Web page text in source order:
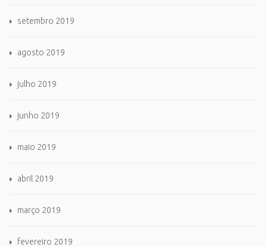
setembro 2019
agosto 2019
julho 2019
junho 2019
maio 2019
abril 2019
março 2019
fevereiro 2019